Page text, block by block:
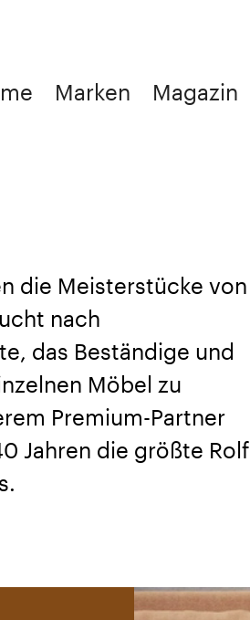
Marken Magazin
die Meisterstücke von
nach
das Beständige und
Möbel zu
Premium-Partner
Jahren die größte Rolf